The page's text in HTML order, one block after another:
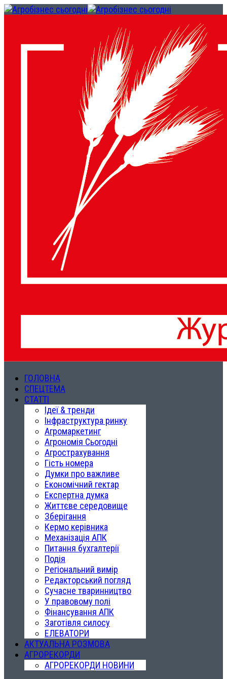
ГОЛОВНА
СПЕЦТЕМА
СТАТТІ
Ідеї & тренди
Інфраструктура ринку
Агромаркетинг
Агрономія Сьогодні
Агрострахування
Гість номера
Думки про важливе
Економічний гектар
Експертна думка
Життєве середовище
Зберігання
Кермо керівника
Механізація АПК
Питання бухгалтерії
Подія
Регіональний вимір
Редакторський погляд
Сучасне тваринництво
У правовому полі
Фінансування АПК
Заготівля силосу
ЕЛЕВАТОРИ
АКТУАЛЬНА РОЗМОВА
АГРОРЕКОРДИ
АГРОРЕКОРДИ НОВИНИ